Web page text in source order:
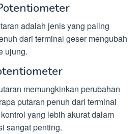
adalah jenis yang paling
dari terminal geser mengubah
ujung.
memungkinkan perubahan
putaran penuh dari terminal
yang lebih akurat dalam
sangat penting.